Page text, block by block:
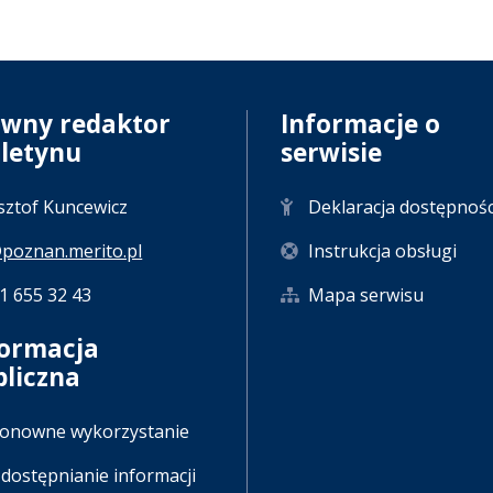
redaktor
Kuncewicz
655 32 43
wykorzystanie
informacji
Informacje o
serwisie
Deklaracja
Instrukcja obsługi
Mapa serwisu